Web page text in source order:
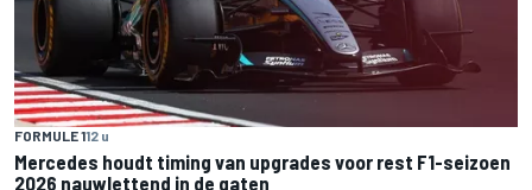
FORMULE 112 u
Mercedes houdt timing van upgrades voor rest F1-seizoen
2026 nauwlettend in de gaten